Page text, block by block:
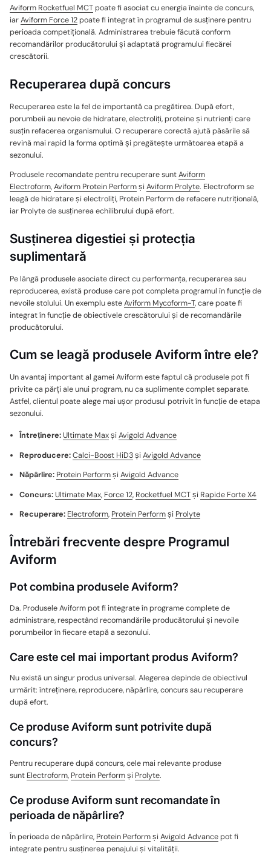
Aviform Rocketfuel MCTpoate fi asociat cu energia înainte de concurs,
iarAviform Force 12poate fi integrat în programul de susținere pentru
perioada competițională. Administrarea trebuie făcută conform
recomandărilor producătorului și adaptată programului fiecărei
crescătorii.
Recuperarea după concurs
Recuperarea este la fel de importantă ca pregătirea. După efort,
porumbeii au nevoie de hidratare, electroliți, proteine și nutrienți care
susțin refacerea organismului. O recuperare corectă ajută păsările să
revină mai rapid la forma optimă și pregătește următoarea etapă a
sezonului.
Produsele recomandate pentru recuperare suntAviform
Electroform,Aviform Protein PerformșiAviform Prolyte. Electroform se
leagă de hidratare și electroliți, Protein Perform de refacere nutrițională,
iar Prolyte de susținerea echilibrului după efort.
Susținerea digestiei și protecția
suplimentară
Pe lângă produsele asociate direct cu performanța, recuperarea sau
reproducerea, există produse care pot completa programul în funcție de
nevoile stolului. Un exemplu esteAviform Mycoform-T, care poate fi
integrat în funcție de obiectivele crescătorului și de recomandările
producătorului.
Cum se leagă produsele Aviform între ele?
Un avantaj important al gamei Aviform este faptul că produsele pot fi
privite ca părți ale unui program, nu ca suplimente complet separate.
Astfel, clientul poate alege mai ușor produsul potrivit în funcție de etapa
sezonului.
Întreținere:Ultimate MaxșiAvigold Advance
Reproducere:Calci-Boost HiD3șiAvigold Advance
Năpârlire: Protein PerformșiAvigold Advance
Concurs:Ultimate Max, Force 12, Rocketfuel MCTși Rapide Forte X4
Recuperare: Electroform, Protein Performși Prolyte
Întrebări frecvente despre Programul
Aviform
Pot combina produsele Aviform?
Da. Produsele Aviform pot fi integrate în programe complete de
administrare, respectând recomandările producătorului și nevoile
porumbeilor în fiecare etapă a sezonului.
Care este cel mai important produs Aviform?
Nu există un singur produs universal. Alegerea depinde de obiectivul
urmărit: întreținere, reproducere, năpârlire, concurs sau recuperare
după efort.
Ce produse Aviform sunt potrivite după
concurs?
Pentru recuperare după concurs, cele mai relevante produse
sunt Electroform, Protein Performși Prolyte.
Ce produse Aviform sunt recomandate în
perioada de năpârlire?
În perioada de năpârlire, Protein PerformșiAvigold Advancepot fi
integrate pentru susținerea penajului și vitalității.